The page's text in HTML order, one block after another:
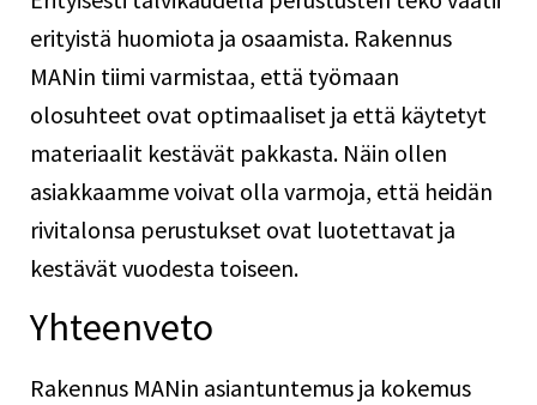
erityistä huomiota ja osaamista. Rakennus
MANin tiimi varmistaa, että työmaan
olosuhteet ovat optimaaliset ja että käytetyt
materiaalit kestävät pakkasta. Näin ollen
asiakkaamme voivat olla varmoja, että heidän
rivitalonsa perustukset ovat luotettavat ja
kestävät vuodesta toiseen.
Yhteenveto
Rakennus MANin asiantuntemus ja kokemus